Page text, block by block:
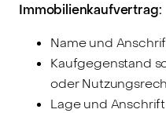
Immobilienkaufvertrag:
Name und
Kaufgegenstand
oder
Lage und